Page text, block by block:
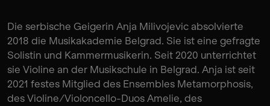
Die serbische Geigerin Anja Milivojevic absolvierte
2018 die Musikakademie Belgrad. Sie ist eine gefragte
Solistin und Kammermusikerin. Seit 2020 unterrichtet
sie Violine an der Musikschule in Belgrad. Anja ist seit
2021 festes Mitglied des Ensembles Metamorphosis,
des Violine/Violoncello-Duos Amelie, des